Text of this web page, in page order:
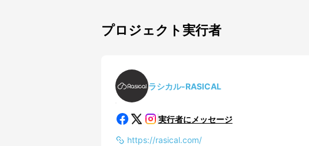
プロジェクト実行者
ラシカル-RASICAL
実行者にメッセージ
https://rasical.com/